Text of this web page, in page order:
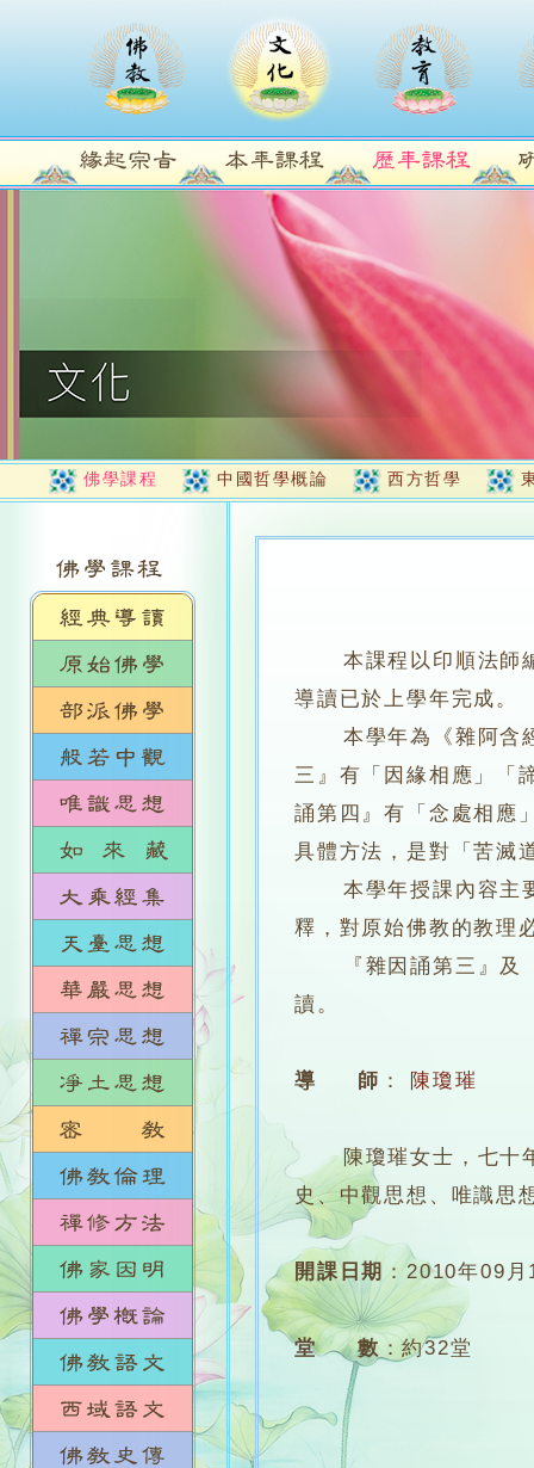
佛學課程 中國哲學概論 西方哲學
本課程以印順法師
導讀已於上學年完成。
本學年為《雜阿含經
三』有「因緣相應」「
誦第四』有「念處相應
具體方法，是對「苦滅
本學年授課內容主要
釋，對原始佛教的教理
『雜因誦第三』及『
讀。
導 師 ： 陳瓊璀
陳瓊璀女士，七十年
史、中觀思想、唯識思
開課日期 ：2010年09月
堂 數 ：約32堂